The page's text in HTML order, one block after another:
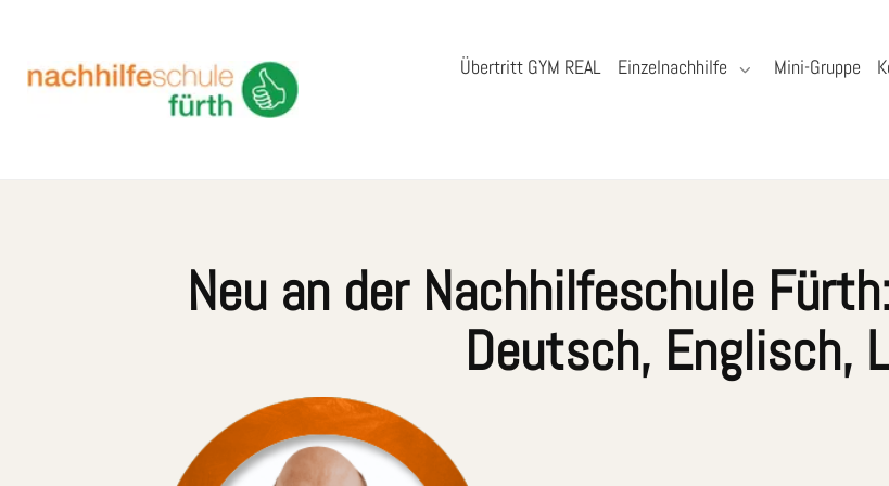
Übertritt GYM REAL Einzelnachhilfe Mini-Gruppe
Neu an der Nachhilfeschule
Deutsch, Englisch,